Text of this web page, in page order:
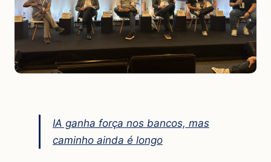
IA ganha força nos bancos, mas
caminho ainda é longo